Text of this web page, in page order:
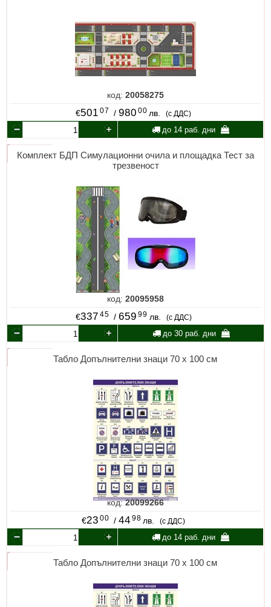
код: 20058275
€501 07 / 980 00 лв. (с ДДС)
до 14 раб. дни
Комплект БДП Симулационни очила и площадка Тест за
трезвеност
код: 20095958
€337 45 /659 99 лв. (с ДДС)
до 30 раб. дни
Табло Допълнителни знаци 70 х 100 см
код:20099266
€23 00 / 44 98 лв. (с ДДС)
до 14 раб. дни
Табло Допълнителни знаци 70 х 100 см